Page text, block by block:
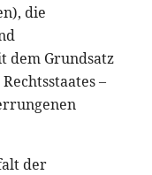
die
dem Grundsatz
–
der